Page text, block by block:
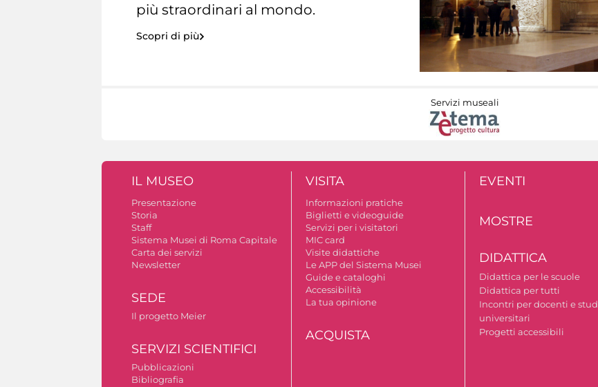
più straordinari al mondo.
Scopri di più
Servizi museali
IL MUSEO
Presentazione
Storia
Staff
Sistema Musei di Roma Capitale
Carta dei servizi
Newsletter
SEDE
Il progetto Meier
SERVIZI SCIENTIFICI
Pubblicazioni
Bibliografia
VISITA
Informazioni pratiche
Biglietti e videoguide
Servizi per i visitatori
MIC card
Visite didattiche
Le APP del Sistema Musei
Guide e cataloghi
Accessibilità
La tua opinione
ACQUISTA
EVENTI
MOSTRE
DIDATTICA
Didattica per le scuole
Didattica per tutti
Incontri per docenti e
universitari
Progetti accessibili